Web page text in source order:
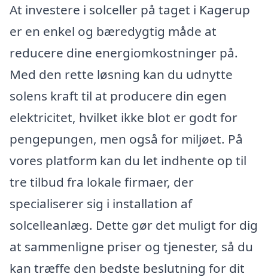
At investere i solceller på taget i Kagerup
er en enkel og bæredygtig måde at
reducere dine energiomkostninger på.
Med den rette løsning kan du udnytte
solens kraft til at producere din egen
elektricitet, hvilket ikke blot er godt for
pengepungen, men også for miljøet. På
vores platform kan du let indhente op til
tre tilbud fra lokale firmaer, der
specialiserer sig i installation af
solcelleanlæg. Dette gør det muligt for dig
at sammenligne priser og tjenester, så du
kan træffe den bedste beslutning for dit